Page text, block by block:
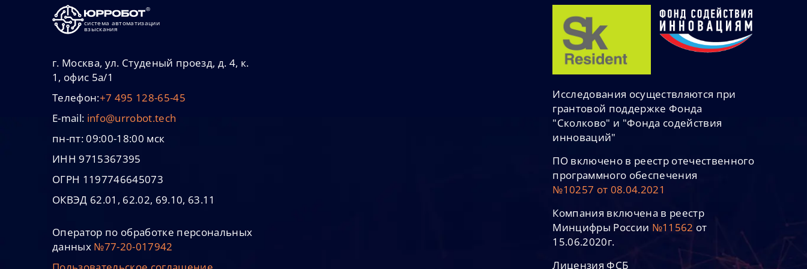
система автоматизации
взыскания
г. Москва, ул. Студеный проезд, д. 4, к.
1, офис 5а/1
Телефон:+7 495 128-65-45
E-mail: info@urrobot.tech
пн-пт: 09:00-18:00 мск
ИНН 9715367395
ОГРН 1197746645073
ОКВЭД 62.01, 62.02, 69.10, 63.11
Оператор по обработке персональных
данных №77-20-017942
Исследования осуществляются при
грантовой поддержке Фонда
"Сколково" и "Фонда содействия
инноваций"
ПО включено в реестр отечественного
программного обеспечения
№10257 от 08.04.2021
Компания включена в реестр
Минцифры России №11562 от
15.06.2020г.
Лицензия ФСБ